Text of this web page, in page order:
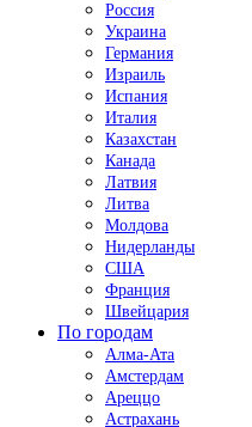
Россия
Украина
Германия
Израиль
Испания
Италия
Казахстан
Канада
Латвия
Литва
Молдова
Нидерланды
США
Франция
Швейцария
По городам
Алма-Ата
Амстердам
Ареццо
Астрахань